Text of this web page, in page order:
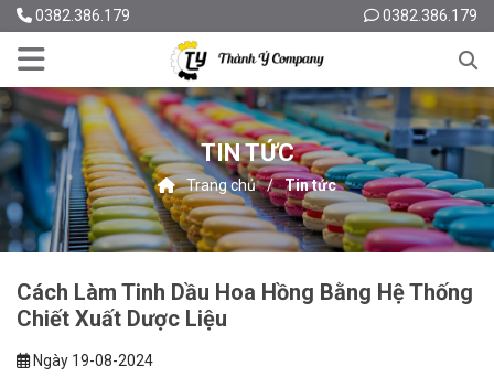
0382.386.179 0382.386.179
TIN TỨC
Trang chủ Tin tức
Cách Làm Tinh Dầu Hoa Hồng Bằng Hệ Thống
Chiết Xuất Dược Liệu
Ngày 19-08-2024